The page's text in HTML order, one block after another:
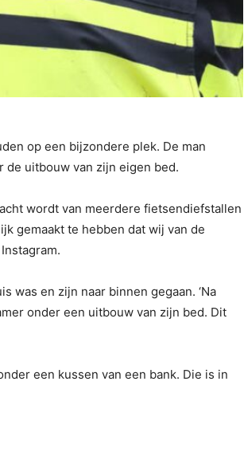
op een bijzondere plek. De man
de uitbouw van zijn eigen bed.
wordt van meerdere fietsendiefstallen
gemaakt te hebben dat wij van de
was en zijn naar binnen gegaan. ‘Na
onder een uitbouw van zijn bed. Dit
een kussen van een bank. Die is in